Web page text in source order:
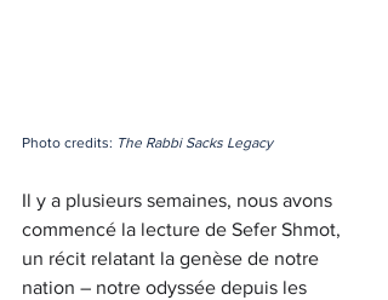
Photo credits: The Rabbi Sacks Legacy
Il y a plusieurs semaines, nous avons
commencé la lecture de Sefer Shmot,
un récit relatant la genèse de notre
nation – notre odyssée depuis les